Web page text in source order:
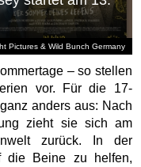
Pictures & Wild Bunch Germany
– so stellen
vor. Für die 17-
anders aus: Nach
zieht sie sich am
zurück. In der
die Beine zu helfen,